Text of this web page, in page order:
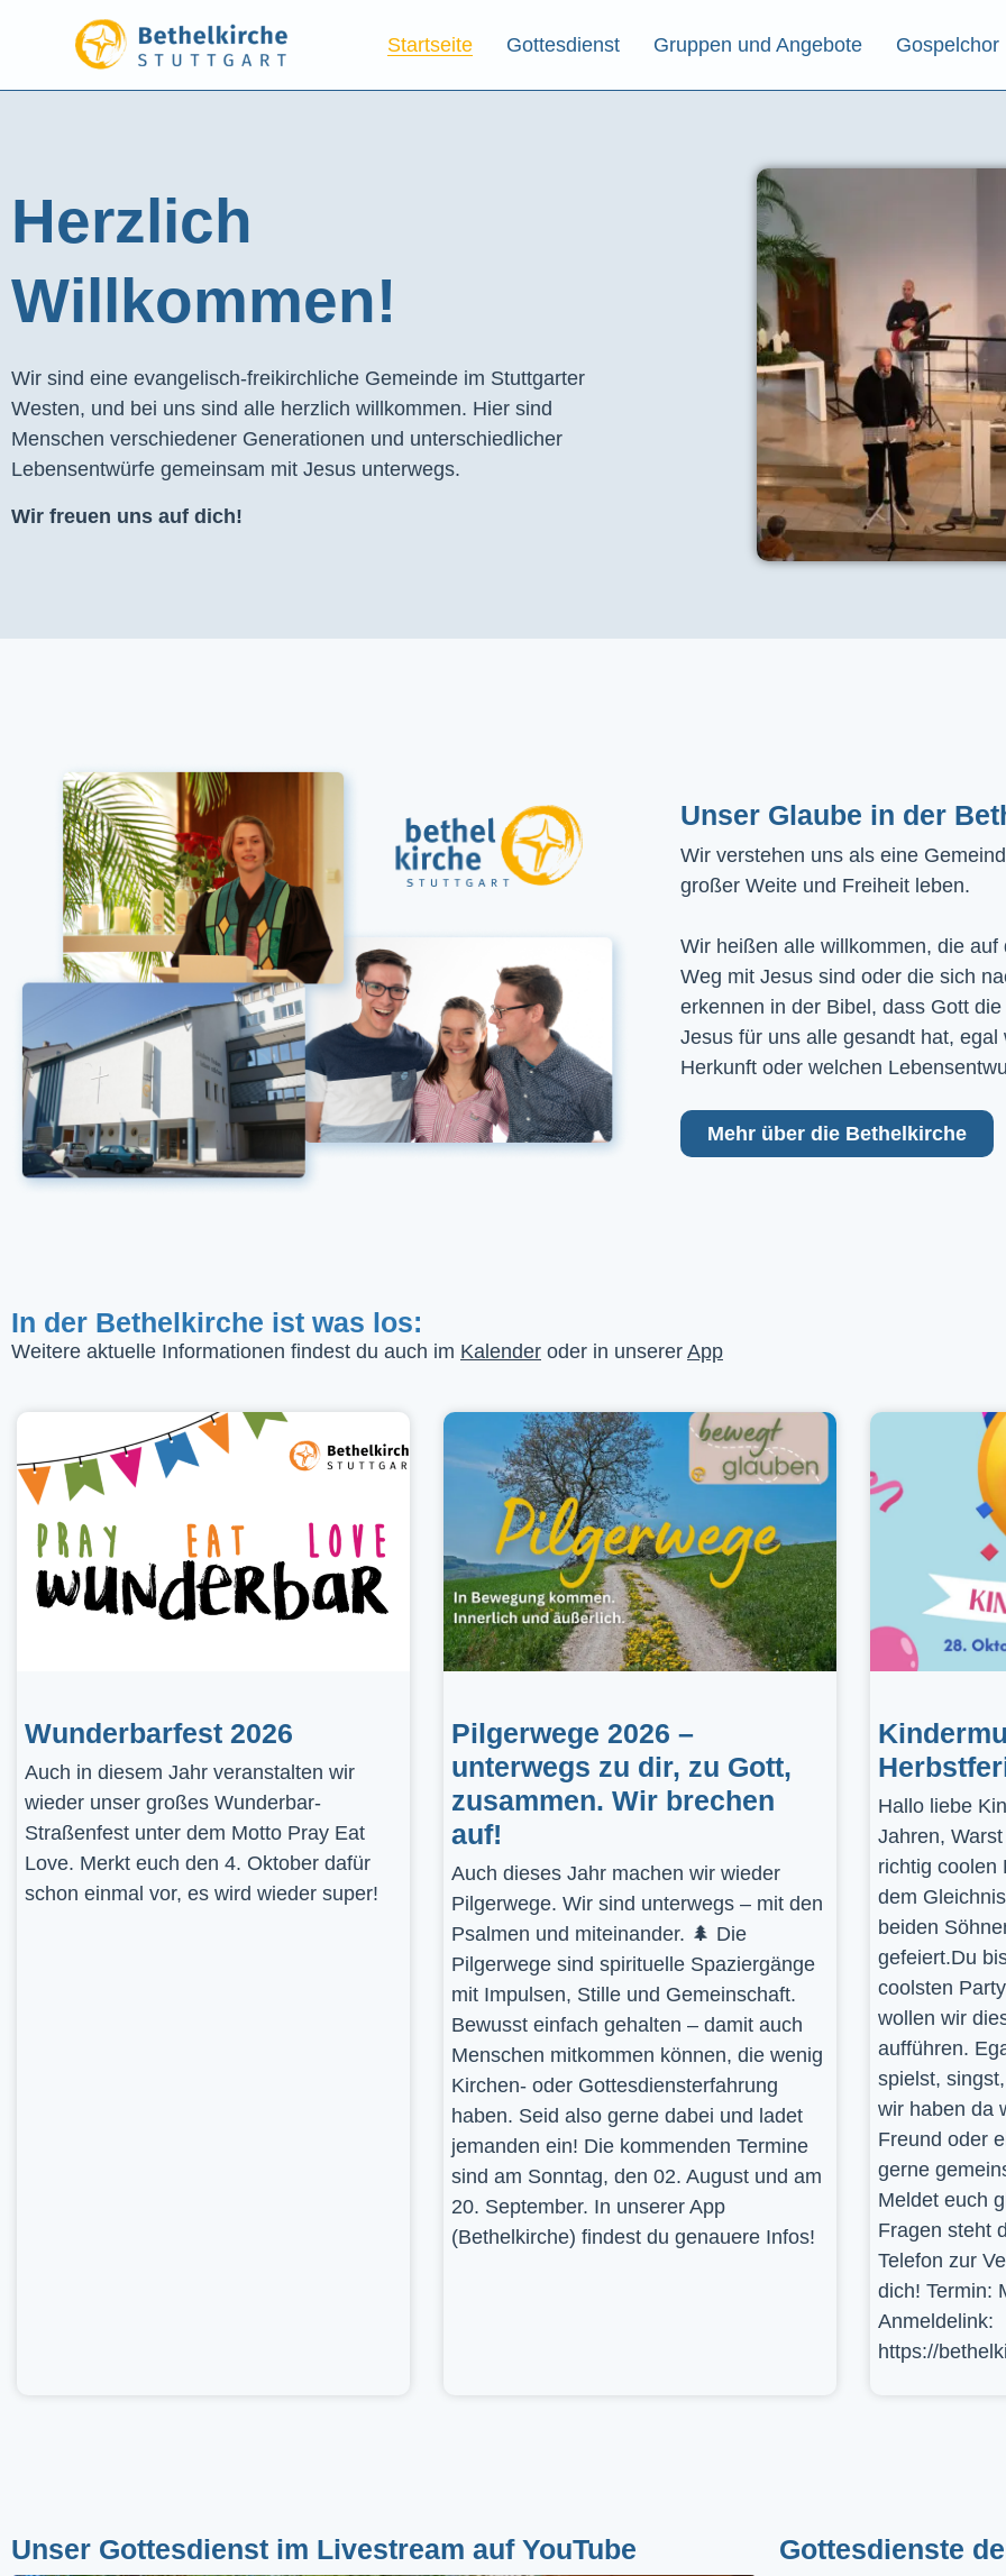
Startseite Gottesdienst Gruppen und Angebote Gospelchor
Herzlich
Willkommen!
Wir sind eine evangelisch-freikirchliche Gemeinde im Stuttgarter
Westen, und bei uns sind alle herzlich willkommen. Hier sind
Menschen verschiedener Generationen und unterschiedlicher
Lebensentwürfe gemeinsam mit Jesus unterwegs.
Wir freuen uns auf dich!
Unser Glaube in der
Wir verstehen uns als eine
großer Weite und Freiheit leben.
Wir heißen alle willkommen, die
Weg mit Jesus sind oder die sich
erkennen in der Bibel, dass Gott
Jesus für uns alle gesandt hat,
Herkunft oder welchen
Mehr über die Bethelkirche
In der Bethelkirche ist was los:
Weitere aktuelle Informationen findest du auch im Kalender oder in unserer App
Wunderbarfest 2026
Auch in diesem Jahr veranstalten wir
wieder unser großes Wunderbar-
Straßenfest unter dem Motto Pray Eat
Love. Merkt euch den 4. Oktober dafür
schon einmal vor, es wird wieder super!
Pilgerwege 2026 –
unterwegs zu dir, zu Gott,
zusammen. Wir brechen
auf!
Auch dieses Jahr machen wir wieder
Pilgerwege. Wir sind unterwegs – mit den
Psalmen und miteinander. 🌲 Die
Pilgerwege sind spirituelle Spaziergänge
mit Impulsen, Stille und Gemeinschaft.
Bewusst einfach gehalten – damit auch
Menschen mitkommen können, die wenig
Kirchen- oder Gottesdiensterfahrung
haben. Seid also gerne dabei und ladet
jemanden ein! Die kommenden Termine
sind am Sonntag, den 02. August und am
20. September. In unserer App
(Bethelkirche) findest du genauere Infos!
Hallo liebe
Jahren,
richtig coolen
dem
beiden
gefeiert.Du
coolsten
wollen wir
aufführen.
spielst,
wir haben da
Freund oder
gerne
Meldet euch
Fragen steht
Telefon zur
dich! Termin:
Anmeldelink:
https://
Unser Gottesdienst im Livestream auf YouTube Gottesdienste